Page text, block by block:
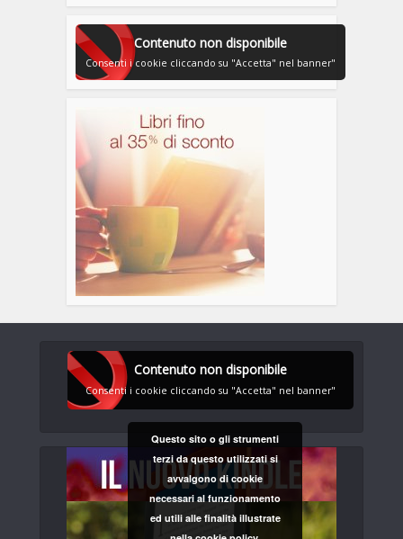
Contenuto non disponibile
Consenti i cookie cliccando su "Accetta" nel banner"
Contenuto non disponibile
Consenti i cookie cliccando su "Accetta" nel banner"
Questo sito o gli strumenti
terzi da questo utilizzati si
avvalgono di cookie
necessari al funzionamento
ed utili alle finalità illustrate